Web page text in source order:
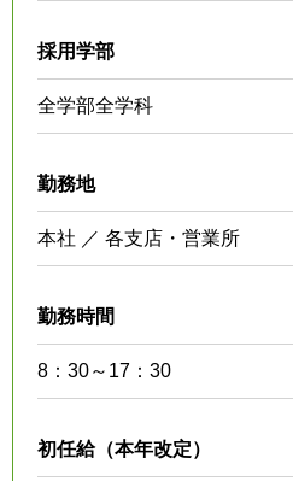
採用学部
全学部全学科
勤務地
本社 ／ 各支店・営業所
勤務時間
8：30～17：30
初任給（本年改定）